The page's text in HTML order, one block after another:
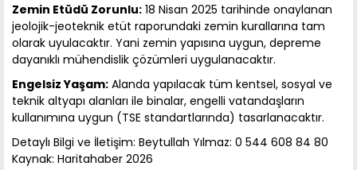
Zemin Etüdü Zorunlu: 18 Nisan 2025 tarihinde onaylanan
jeolojik-jeoteknik etüt raporundaki zemin kurallarına tam
olarak uyulacaktır. Yani zemin yapısına uygun, depreme
dayanıklı mühendislik çözümleri uygulanacaktır.
Engelsiz Yaşam: Alanda yapılacak tüm kentsel, sosyal ve
teknik altyapı alanları ile binalar, engelli vatandaşların
kullanımına uygun (TSE standartlarında) tasarlanacaktır.
Detaylı Bilgi ve İletişim: Beytullah Yılmaz: 0 544 608 84 80
Kaynak: Haritahaber 2026